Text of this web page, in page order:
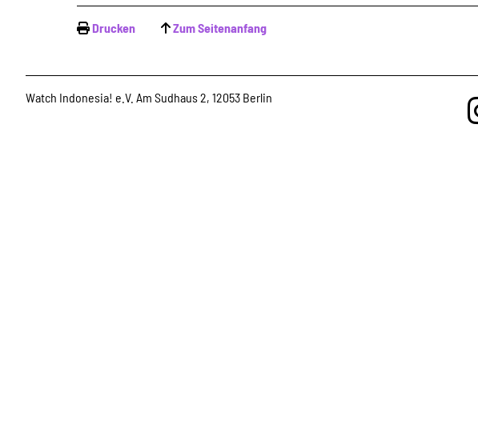
Drucken Zum Seitenanfang
Watch Indonesia! e.V. Am Sudhaus 2, 12053 Berlin